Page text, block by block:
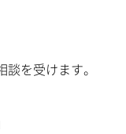
を受けます。